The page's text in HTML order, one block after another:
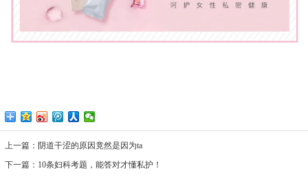
上一篇： 阴道干涩的原因竟然是因为ta
下一篇： 10条妇科考题，能答对才懂私护！